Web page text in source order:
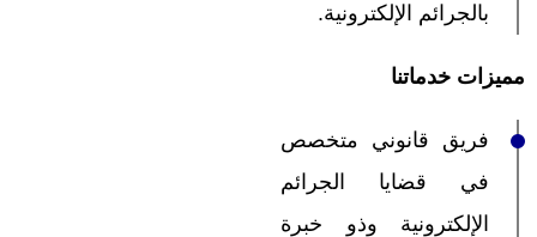
بالجرائم الإلكترونية.
مميزات خدماتنا
فريق قانوني متخصص
في قضايا الجرائم
الإلكترونية وذو خبرة